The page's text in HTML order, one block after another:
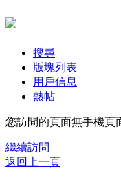
搜尋
版塊列表
用戶信息
熱帖
您訪問的頁面無手機頁
繼續訪問
返回上一頁